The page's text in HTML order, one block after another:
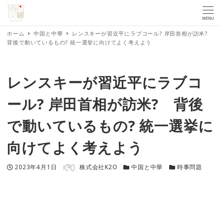
MENU
ホーム 中国と中華
レンスキーが習近平にラブコール? 岸田首相が訪米?
背後で動いているもの? 統一選挙に向けてよく考えよう
レンスキーが習近平にラブコ
ール? 岸田首相が訪米? 背後
で動いているもの? 統一選挙に
向けてよく考えよう
投稿日
2023年4月1日 著者 株式会社K2O カテゴリー
中国と中華 カテゴリー
時事問題